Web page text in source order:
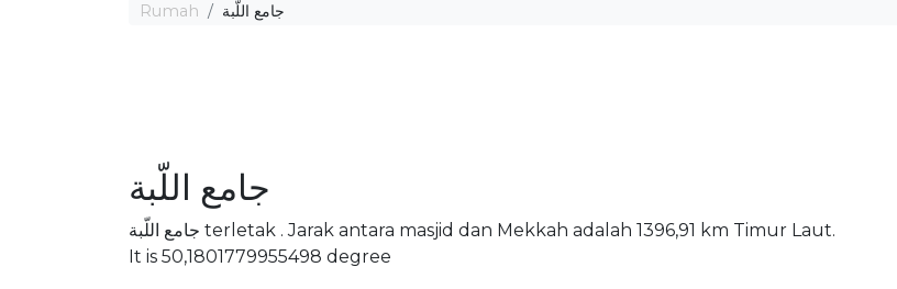
Rumah جامع اللّبة
جامع اللّبة
جامع اللّبة terletak . Jarak antara masjid dan Mekkah adalah 1396,91 km Timur Laut.
It is 50,1801779955498 degree